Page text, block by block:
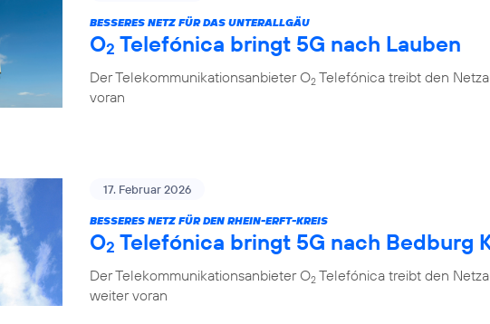
BESSERES NETZ FÜR DAS UNTERALLGÄU
O2 Telefónica bringt 5G nach Lauben
Der Telekommunikationsanbieter O2 Telefónica treibt den
voran
17. Februar 2026
BESSERES NETZ FÜR DEN RHEIN-ERFT-KREIS
O2 Telefónica bringt 5G nach Bedburg
Der Telekommunikationsanbieter O2 Telefónica treibt den
weiter voran